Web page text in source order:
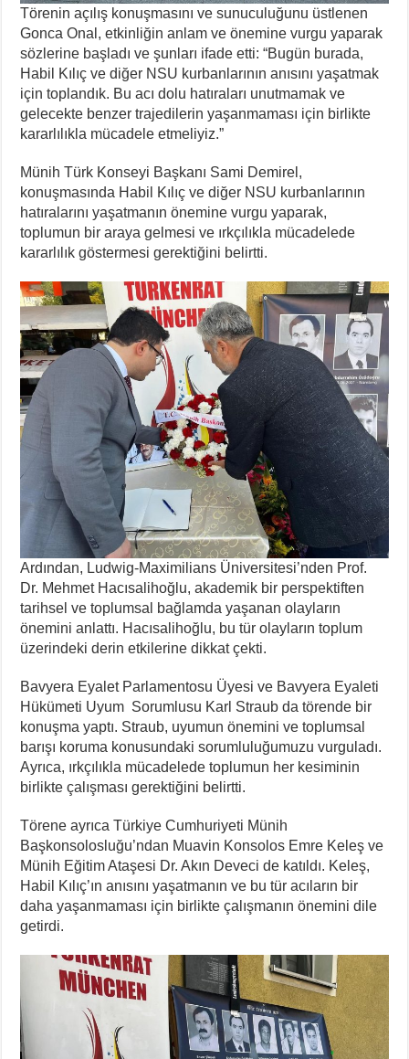
Törenin açılış konuşmasını ve sunuculuğunu üstlenen
Gonca Onal, etkinliğin anlam ve önemine vurgu yaparak
sözlerine başladı ve şunları ifade etti: “Bugün burada,
Habil Kılıç ve diğer NSU kurbanlarının anısını yaşatmak
için toplandık. Bu acı dolu hatıraları unutmamak ve
gelecekte benzer trajedilerin yaşanmaması için birlikte
kararlılıkla mücadele etmeliyiz.”
Münih Türk Konseyi Başkanı Sami Demirel,
konuşmasında Habil Kılıç ve diğer NSU kurbanlarının
hatıralarını yaşatmanın önemine vurgu yaparak,
toplumun bir araya gelmesi ve ırkçılıkla mücadelede
kararlılık göstermesi gerektiğini belirtti.
Ardından, Ludwig-Maximilians Üniversitesi’nden Prof.
Dr. Mehmet Hacısalihoğlu, akademik bir perspektiften
tarihsel ve toplumsal bağlamda yaşanan olayların
önemini anlattı. Hacısalihoğlu, bu tür olayların toplum
üzerindeki derin etkilerine dikkat çekti.
Bavyera Eyalet Parlamentosu Üyesi ve Bavyera Eyaleti
Hükümeti Uyum Sorumlusu Karl Straub da törende bir
konuşma yaptı. Straub, uyumun önemini ve toplumsal
barışı koruma konusundaki sorumluluğumuzu vurguladı.
Ayrıca, ırkçılıkla mücadelede toplumun her kesiminin
birlikte çalışması gerektiğini belirtti.
Törene ayrıca Türkiye Cumhuriyeti Münih
Başkonsolosluğu’ndan Muavin Konsolos Emre Keleş ve
Münih Eğitim Ataşesi Dr. Akın Deveci de katıldı. Keleş,
Habil Kılıç’ın anısını yaşatmanın ve bu tür acıların bir
daha yaşanmaması için birlikte çalışmanın önemini dile
getirdi.